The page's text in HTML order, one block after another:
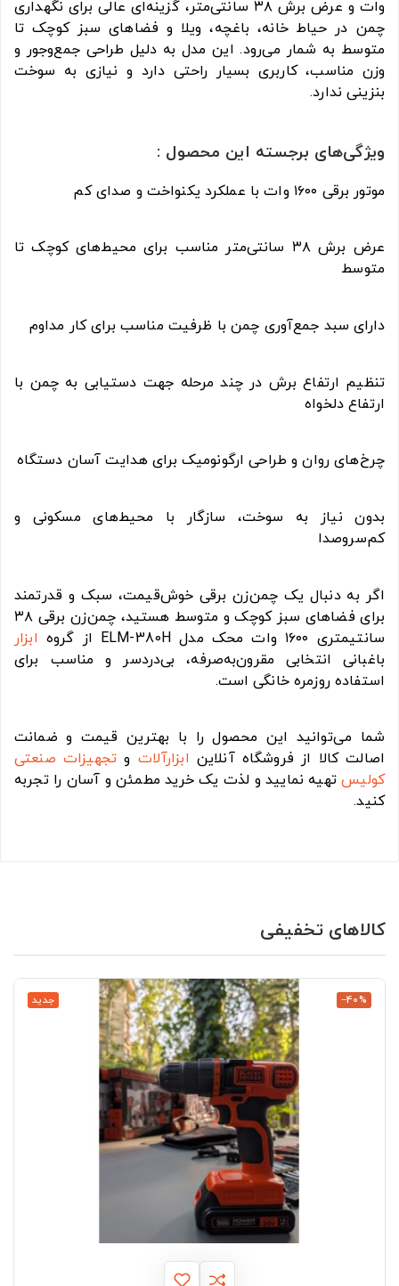
وات و عرض برش ۳۸ سانتی‌متر، گزینه‌ای عالی برای نگهداری
چمن در حیاط خانه، باغچه، ویلا و فضاهای سبز کوچک تا
متوسط به شمار می‌رود. این مدل به دلیل طراحی جمع‌وجور و
وزن مناسب، کاربری بسیار راحتی دارد و نیازی به سوخت
بنزینی ندارد.
ویژگی‌های برجسته این محصول :
موتور برقی ۱۶۰۰ وات با عملکرد یکنواخت و صدای کم
عرض برش ۳۸ سانتی‌متر مناسب برای محیط‌های کوچک تا
متوسط
دارای سبد جمع‌آوری چمن با ظرفیت مناسب برای کار مداوم
تنظیم ارتفاع برش در چند مرحله جهت دستیابی به چمن با
ارتفاع دلخواه
چرخ‌های روان و طراحی ارگونومیک برای هدایت آسان دستگاه
بدون نیاز به سوخت، سازگار با محیط‌های مسکونی و
کم‌سر‌و‌صدا
اگر به دنبال یک چمن‌زن برقی خوش‌قیمت، سبک و قدرتمند
برای فضاهای سبز کوچک و متوسط هستید، چمن‌زن برقی ۳۸
سانتیمتری ۱۶۰۰ وات محک مدل ELM-380H از گروه
ابزار
باغبانی انتخابی مقرون‌به‌صرفه، بی‌دردسر و مناسب برای
استفاده روزمره خانگی است.
شما می‌توانید این محصول را با بهترین قیمت و ضمانت
اصالت کالا از فروشگاه آنلاین ابزارآلات وتجهیزات صنعتی
کولیستهیه نمایید و لذت یک خرید مطمئن و آسان را تجربه
کنید.
کالاهای تخفیفی
جدید ‎−40%